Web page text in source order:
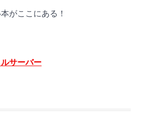
がここにある！
サーバー